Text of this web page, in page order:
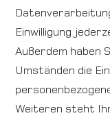
Einwilligung
Außerdem haben
Umständen die
Weiteren steht